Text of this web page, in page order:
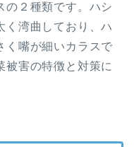
の２種類です。ハシ
く湾曲しており、ハ
く嘴が細いカラスで
被害の特徴と対策に